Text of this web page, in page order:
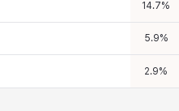
14.7%
5.9%
2.9%